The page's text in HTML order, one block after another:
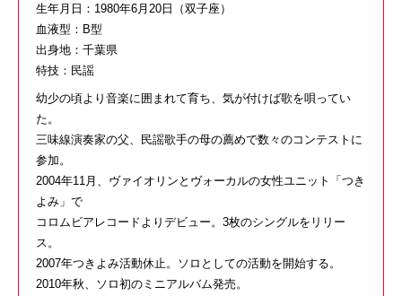
生年月日：1980年6月20日（双子座）
血液型：B型
出身地：千葉県
特技：民謡
幼少の頃より音楽に囲まれて育ち、 気が付けば歌を唄ってい
た。
三味線演奏家の父、 民謡歌手の母の薦めで数々のコンテストに
参加。
2004年11月、ヴァイオリンとヴォーカルの女性ユニット「つき
よみ」で
コロムビアレコードよりデビュー。 3枚のシングルをリリー
ス。
2007年つきよみ活動休止。
ソロとしての活動を開始する。
2010年秋、ソロ初のミニアルバム発売。